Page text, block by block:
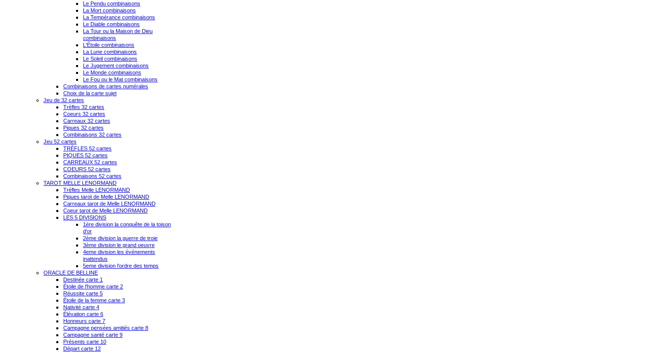
Le Pendu combinaisons
La Mort combinaisons
La Tempérance combinaisons
Le Diable combinaisons
La Tour ou la Maison de Dieu
combinaisons
L'Étoile combinaisons
La Lune combinaisons
Le Soleil combinaisons
Le Jugement combinaisons
Le Monde combinaisons
Le Fou ou le Mat combinaisons
Combinaisons de cartes numérales
Choix de la carte sujet
Jeu de 32 cartes
Trèfles 32 cartes
Coeurs 32 cartes
Carreaux 32 cartes
Piques 32 cartes
Combinaisons 32 cartes
Jeu 52 cartes
TRÈFLES 52 cartes
PIQUES 52 cartes
CARREAUX 52 cartes
COEURS 52 cartes
Combinaisons 52 cartes
TAROT MELLE LENORMAND
Trèfles Melle LENORMAND
Piques tarot de Melle LENORMAND
Carreaux tarot de Melle LENORMAND
Coeur tarot de Melle LENORMAND
LES 5 DIVISIONS
1ère division la conquête de la toison
d'or
2ème division la guerre de troie
3ème division le grand oeuvre
4eme division les événements
inattendus
5eme division l'ordre des temps
ORACLE DE BELLINE
Destinée carte 1
Étoile de l'homme carte 2
Réussite carte 5
Étoile de la femme carte 3
Nativité carte 4
Élévation carte 6
Honneurs carte 7
Campagne pensées amitiés carte 8
Campagne santé carte 9
Présents carte 10
Départ carte 12